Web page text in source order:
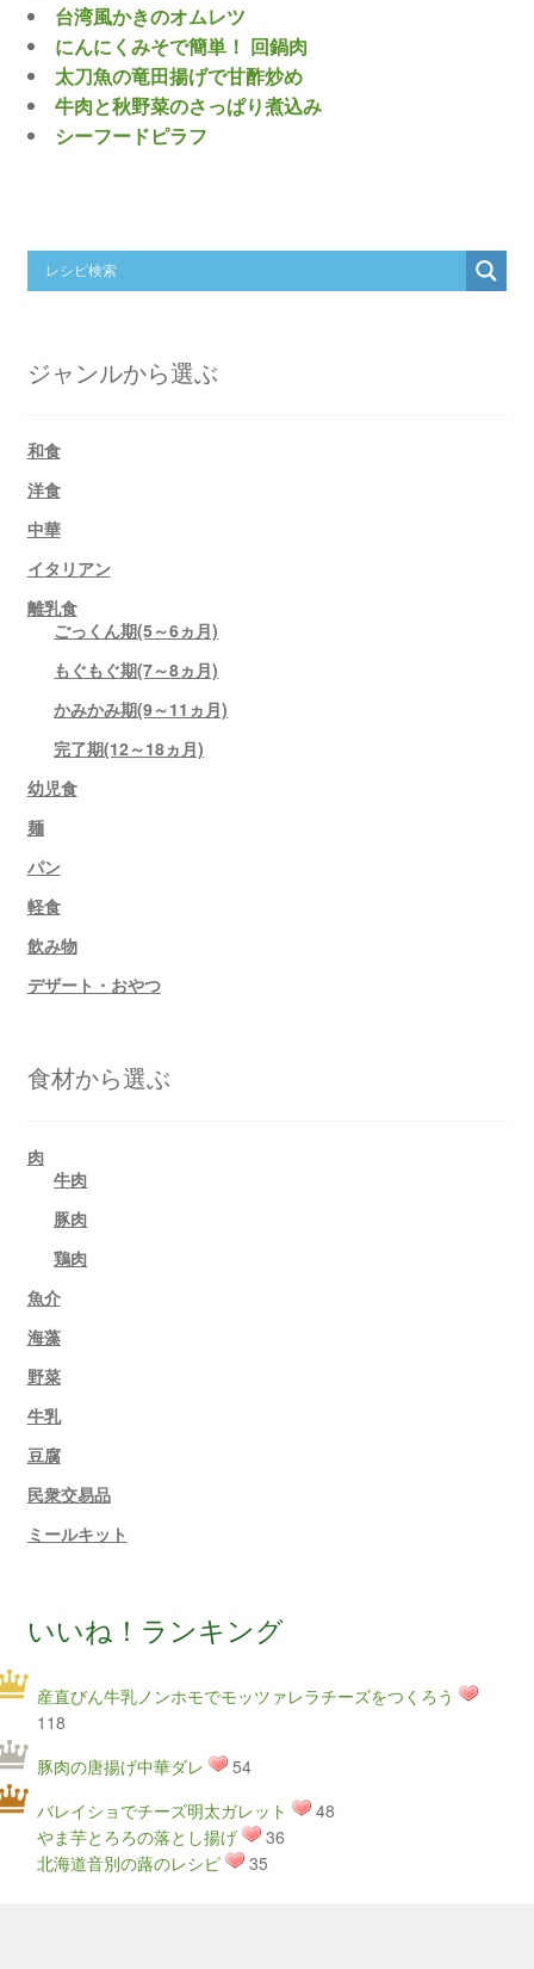
台湾風かきのオムレツ
にんにくみそで簡単！ 回鍋肉
太刀魚の竜田揚げで甘酢炒め
牛肉と秋野菜のさっぱり煮込み
シーフードピラフ
ジャンルから選ぶ
和食
洋食
中華
イタリアン
離乳食
ごっくん期(5～6ヵ月)
もぐもぐ期(7～8ヵ月)
かみかみ期(9～11ヵ月)
完了期(12～18ヵ月)
幼児食
麺
パン
軽食
飲み物
デザート・おやつ
食材から選ぶ
肉
牛肉
豚肉
鶏肉
魚介
海藻
野菜
牛乳
豆腐
民衆交易品
ミールキット
いいね！ランキング
産直びん牛乳ノンホモでモッツァレラチーズをつくろう
118
豚肉の唐揚げ中華ダレ
54
バレイショでチーズ明太ガレット
48
やま芋とろろの落とし揚げ
36
北海道音別の蕗のレシピ
35